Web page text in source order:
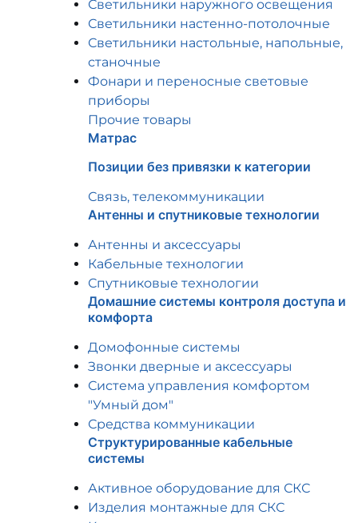
Светильники наружного освещения
Светильники настенно-потолочные
Светильники настольные, напольные,
станочные
Фонари и переносные световые
приборы
Прочие товары
Матрас
Позиции без привязки к категории
Связь, телекоммуникации
Антенны и спутниковые технологии
Антенны и аксессуары
Кабельные технологии
Спутниковые технологии
Домашние системы контроля доступа и
комфорта
Домофонные системы
Звонки дверные и аксессуары
Система управления комфортом
"Умный дом"
Средства коммуникации
Структурированные кабельные
системы
Активное оборудование для СКС
Изделия монтажные для СКС